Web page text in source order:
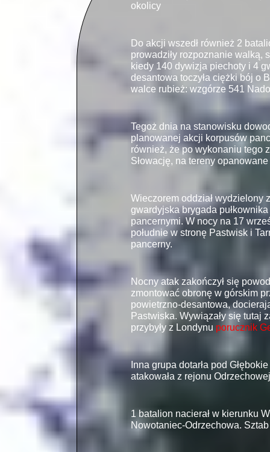
okolicy
Do akcji wszedł również 2
prowadziły rozpoznanie walką,
kiedy 140 dywizja piechoty i 4
desantowa toczyła ciężki bój o
walce rubież: wzgórze 541
Tegoż dnia na stanowisku
planowanej akcji korpusów
również, że po wykonaniu tego
Słowację, na tereny
Wieczorem oddział wydzielony
gwardyjska brygada
pancernymi. W nocy na 17
południe w stronę Pastwisk i
pancerny.
Nocny atak zakończył się
zmontować obronę w górskim
powietrzno-desantowa,
Pastwiska. Wywiązały się tutaj
przybyły z Londynu porucznik
Inna grupa dotarła pod
atakowała z rejonu
1 batalion nacierał w kierunku
Nowotaniec-Odrzechowa.